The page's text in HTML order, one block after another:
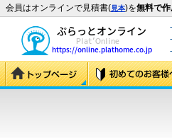
会員はオンラインで見積書(見本)を無料で